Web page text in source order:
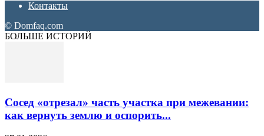
Контакты
© Domfaq.com
БОЛЬШЕ ИСТОРИЙ
Сосед «отрезал» часть участка при межевании:
как вернуть землю и оспорить...